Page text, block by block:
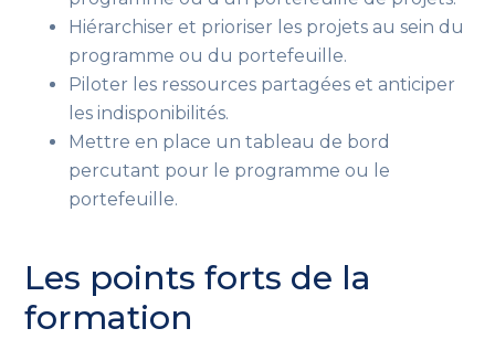
Hiérarchiser et prioriser les projets au sein du
programme ou du portefeuille.
Piloter les ressources partagées et anticiper
les indisponibilités.
Mettre en place un tableau de bord
percutant pour le programme ou le
portefeuille.
Les points forts de la
formation